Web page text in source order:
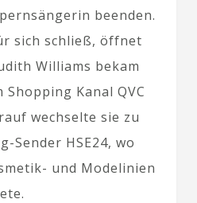
beenden.
sich schließ, öffnet
Williams bekam
Shopping Kanal QVC
wechselte sie zu
Sender HSE24, wo
und Modelinien